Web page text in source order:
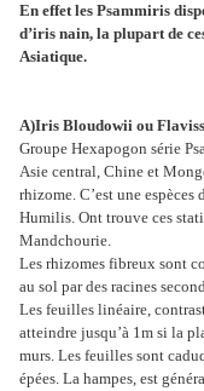
En effet les Psammiris
d’iris nain, la plupart de
Asiatique.
A)Iris Bloudowii ou
Groupe Hexapogon série
Asie central, Chine et
rhizome. C’est une
Humilis. Ont trouve ces
Mandchourie.
Les rhizomes fibreux sont
au sol par des racines
Les feuilles linéaire,
atteindre jusqu’à 1m si la
murs. Les feuilles sont
épées. La hampes, est